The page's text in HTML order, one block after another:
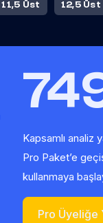
11,5 Üst 12,5 Üst
Kapsamlı analiz
Pro Paket’e
kullanmaya
Pro Üyeliğe